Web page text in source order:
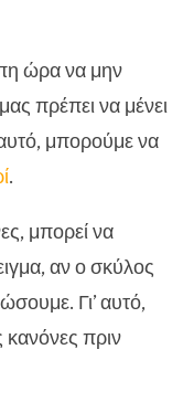
ώρα να μην
πρέπει να μένει
μπορούμε να
.
μπορεί να
αν ο σκύλος
Γι’ αυτό,
πριν